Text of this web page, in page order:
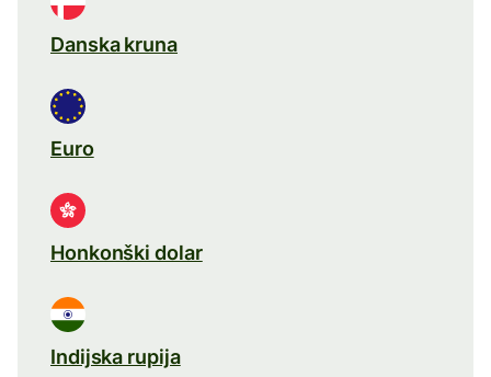
Danska kruna
Euro
Honkonški dolar
Indijska rupija